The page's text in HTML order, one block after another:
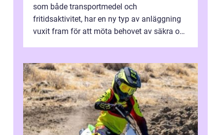
som både transportmedel och
fritidsaktivitet, har en ny typ av anläggning
vuxit fram för att möta behovet av säkra och